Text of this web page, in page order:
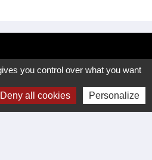
you control over what you want
Deny all cookies Personalize